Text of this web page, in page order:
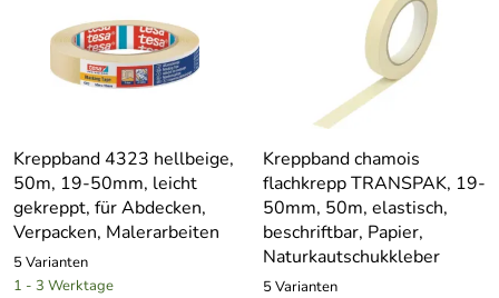
Kreppband 4323 hellbeige,
50m, 19-50mm, leicht
gekreppt, für Abdecken,
Verpacken, Malerarbeiten
5 Varianten
1 - 3 Werktage
Kreppband chamois
flachkrepp TRANSPAK, 19-
50mm, 50m, elastisch,
beschriftbar, Papier,
Naturkautschukkleber
5 Varianten